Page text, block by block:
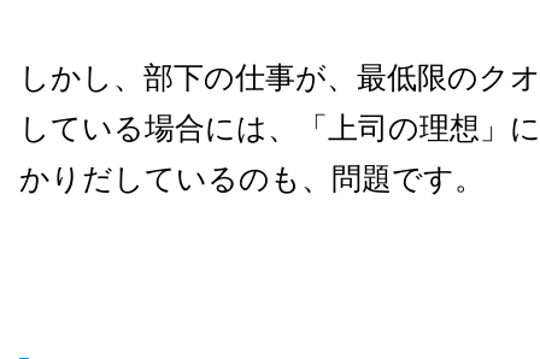
しかし、部下の仕事が、最低限のク
している場合には、「上司の理想」
かりだしているのも、問題です。